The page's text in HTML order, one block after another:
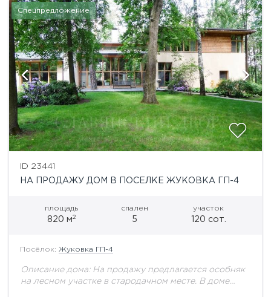
Спецпредложение
ID 23441
НА ПРОДАЖУ ДОМ В ПОСЕЛКЕ ЖУКОВКА ГП-4
площадь
820 м2
спален
5
участок
120 сот.
Посёлок: Жуковка ГП-4
Описание дома: На продажу предлагается особняк
на лесном участке в стародачном месте. В доме